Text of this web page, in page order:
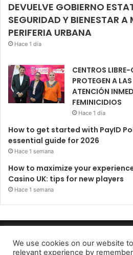
DEVUELVE GOBIERNO
SEGURIDAD Y BIENESTAR A
PERIFERIA URBANA
Hace 1 día
CENTROS
PROTEGEN A
ATENCIÓN
FEMINICIDIOS
Hace 1 día
How to get started with PayID
essential guide for 2026
Hace 1 semana
How to maximize your
Casino UK: tips for new players
Hace 1 semana
Periódico El
We use cookies on our website
relevant experience by